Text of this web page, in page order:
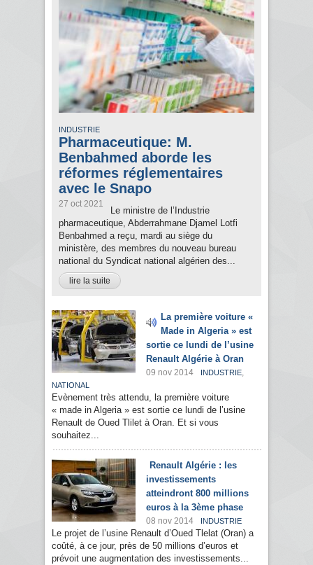
INDUSTRIE
Pharmaceutique: M.
Benbahmed aborde les
réformes réglementaires
avec le Snapo
27 oct 2021
Le ministre de l’Industrie
pharmaceutique, Abderrahmane Djamel Lotfi
Benbahmed a reçu, mardi au siège du
ministère, des membres du nouveau bureau
national du Syndicat national algérien des...
lire la suite
La première voiture «
Made in Algeria » est
sortie ce lundi de l’usine
Renault Algérie à Oran
09 nov 2014 INDUSTRIE,
NATIONAL
Evènement très attendu, la première voiture
« made in Algeria » est sortie ce lundi de l’usine
Renault de Oued Tlilet à Oran. Et si vous
souhaitez...
Renault Algérie : les
investissements
atteindront 800 millions
euros à la 3ème phase
08 nov 2014 INDUSTRIE
Le projet de l’usine Renault d’Oued Tlelat (Oran) a
coûté, à ce jour, près de 50 millions d’euros et
prévoit une augmentation des investissements...